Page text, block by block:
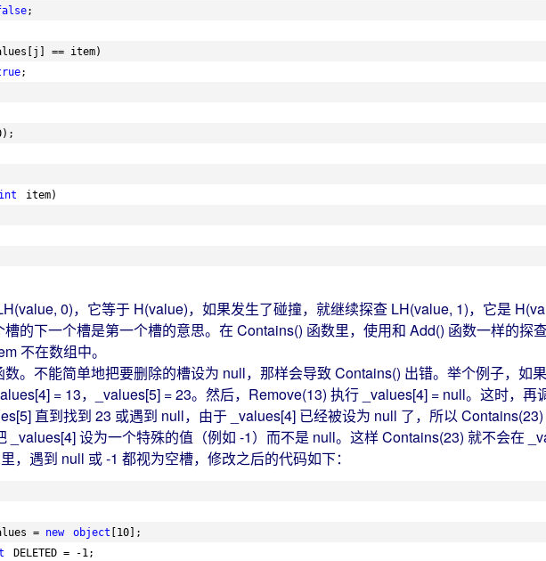
;
== item)
;
int
item)
0)，它等于 H(value)，如果发生了碰撞，就继续探查 LH(value, 1)，它是
槽的下一个槽是第一个槽的意思。在 Contains() 函数里，使用和 Add() 函数一样的探
不在数组中。
不能简单地把要删除的槽设为 null，那样会导致 Contains() 出错。举个例子，如
= 13，_values[5] = 23。然后，Remove(13) 执行 _values[4] = null。这时，
直到找到 23 或遇到 null，由于 _values[4] 已经被设为 null 了，所以
_values[4] 设为一个特殊的值（例如 -1）而不是 null。这样 Contains(23) 就不会在
，遇到 null 或 -1 都视为空槽，修改之后的代码如下：
= new object [10];
DELETED = -1;